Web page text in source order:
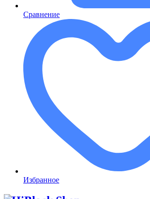
Сравнение
Избранное